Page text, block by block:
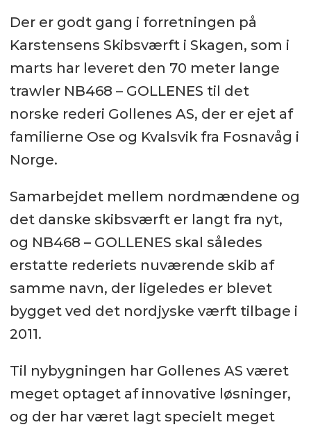
Der er godt gang i forretningen på
Karstensens Skibsværft i Skagen, som i
marts har leveret den 70 meter lange
trawler NB468 – GOLLENES til det
norske rederi Gollenes AS, der er ejet af
familierne Ose og Kvalsvik fra Fosnavåg i
Norge.
Samarbejdet mellem nordmændene og
det danske skibsværft er langt fra nyt,
og NB468 – GOLLENES skal således
erstatte rederiets nuværende skib af
samme navn, der ligeledes er blevet
bygget ved det nordjyske værft tilbage i
2011.
Til nybygningen har Gollenes AS været
meget optaget af innovative løsninger,
og der har været lagt specielt meget